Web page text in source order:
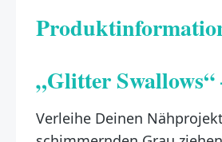
„Glitter
Verleihe Deinen